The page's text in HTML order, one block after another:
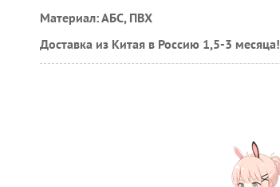
Материал: АБС, ПВХ
Доставка из Китая в Россию 1,5-3 месяца!